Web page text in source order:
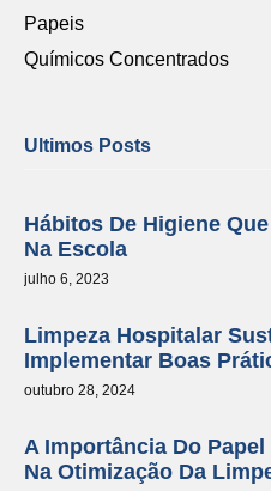
Papeis
Químicos Concentrados
Ultimos Posts
Hábitos De Higiene
Na Escola
julho 6, 2023
Limpeza Hospitalar
Implementar Boas
outubro 28, 2024
A Importância Do
Na Otimização Da